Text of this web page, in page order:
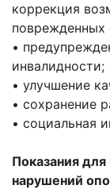
коррекция
поврежденных
•
инвалидности;
• улучшение
• сохранение
• социальная
Показания
нарушений